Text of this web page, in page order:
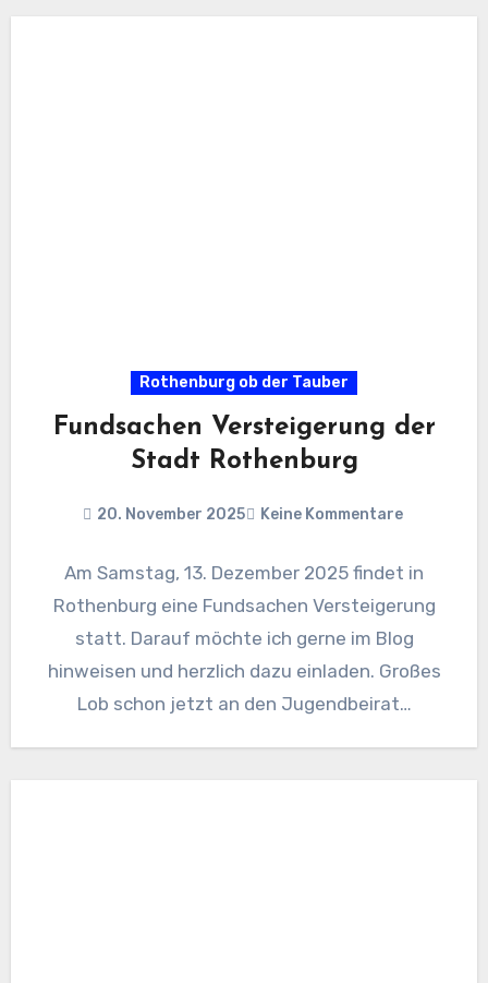
Rothenburg ob der Tauber
Fundsachen Versteigerung der
Stadt Rothenburg
20. November 2025 Keine Kommentare
Am Samstag, 13. Dezember 2025 findet in
Rothenburg eine Fundsachen Versteigerung
statt. Darauf möchte ich gerne im Blog
hinweisen und herzlich dazu einladen. Großes
Lob schon jetzt an den Jugendbeirat…